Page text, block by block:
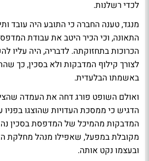
לכדי רשלנות.
מנגד, טענה החברה כי התובע היה עובד
התאונה, וכי הכיר היטב את עבודת
הכרוכות בתחזוקתה. לדבריה, היה עליו
לצורך קילוף המדבקות ולא בסכין, כך
באשמתו הבלעדית.
ואולם השופט פורג דחה את העמדה
הדגיש כי ממסכת העדויות שהוצגו בפניו
המדבקות מהמיכל של המדפסת בסכין
מקובלת במפעל, שאפילו מנהל מחלקת
ובעצמו נקט אותה.